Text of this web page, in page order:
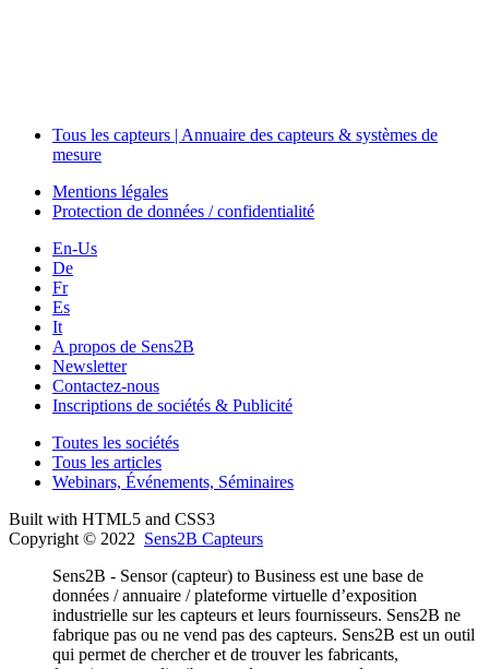
Tous les capteurs | Annuaire des capteurs & systèmes de
mesure
Mentions légales
Protection de données / confidentialité
En-Us
De
Fr
Es
It
A propos de Sens2B
Newsletter
Contactez-nous
Inscriptions de sociétés & Publicité
Toutes les sociétés
Tous les articles
Webinars, Événements, Séminaires
Built with HTML5 and CSS3
Copyright © 2022 Sens2B Capteurs
Sens2B - Sensor (capteur) to Business est une base de
données / annuaire / plateforme virtuelle d’exposition
industrielle sur les capteurs et leurs fournisseurs. Sens2B ne
fabrique pas ou ne vend pas des capteurs. Sens2B est un outil
qui permet de chercher et de trouver les fabricants,